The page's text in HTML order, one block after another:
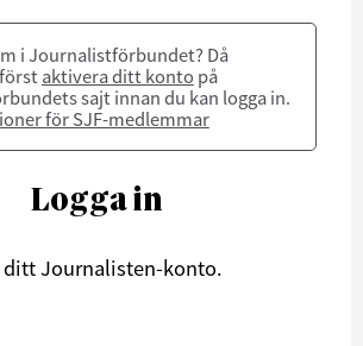
i Journalistförbundet? Då
aktivera ditt konto på
sajt innan du kan logga in.
för SJF-medlemmar
Logga in
ditt Journalisten-konto.